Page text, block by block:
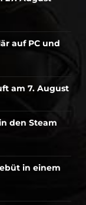
auf PC und
am 7. August
den Steam
in einem